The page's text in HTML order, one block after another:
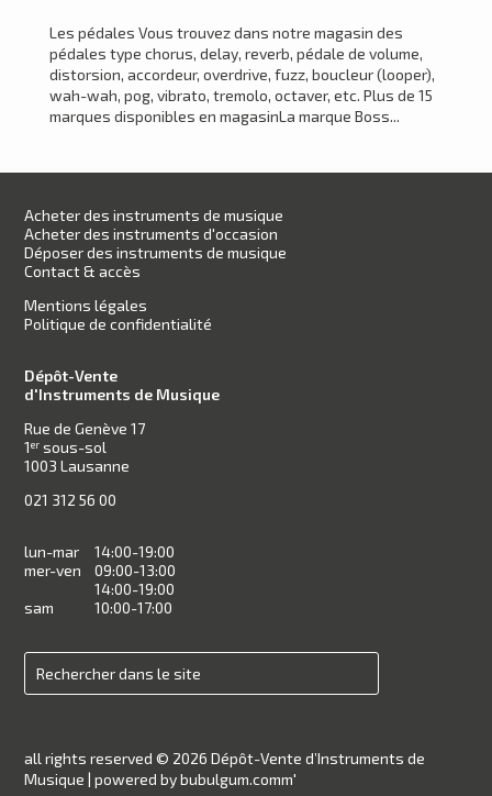
Les pédales Vous trouvez dans notre magasin des
pédales type chorus, delay, reverb, pédale de volume,
distorsion, accordeur, overdrive, fuzz, boucleur (looper),
wah-wah, pog, vibrato, tremolo, octaver, etc. Plus de 15
marques disponibles en magasinLa marque Boss...
Acheter des instruments de musique
Acheter des instruments d'occasion
Déposer des instruments de musique
Contact & accès
Mentions légales
Politique de confidentialité
Dépôt-Vente
d'Instruments de Musique
Rue de Genève 17
1er sous-sol
1003 Lausanne
021 312 56 00
lun-mar
14:00-19:00
mer-ven
09:00-13:00
14:00-19:00
sam
10:00-17:00
all rights reserved © 2026 Dépôt-Vente d’Instruments de
Musique |powered by bubulgum.comm'